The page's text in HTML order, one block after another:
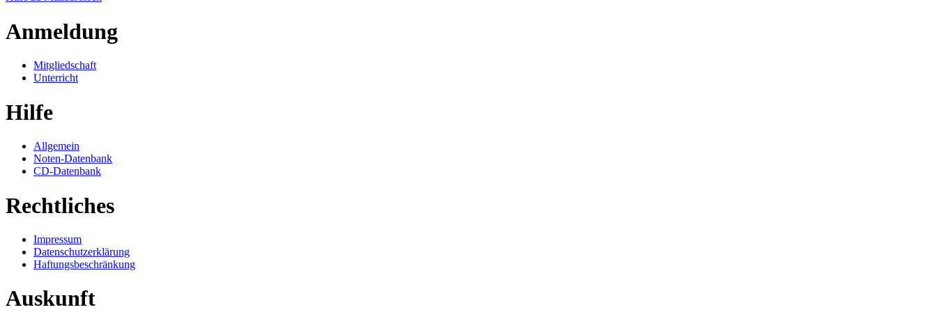
Anmeldung
Mitgliedschaft
Unterricht
Hilfe
Allgemein
Noten-Datenbank
CD-Datenbank
Rechtliches
Impressum
Datenschutzerklärung
Haftungsbeschränkung
Auskunft